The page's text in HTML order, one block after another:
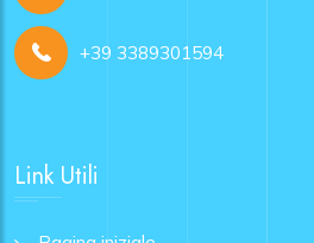
+39 3389301594
Link Utili